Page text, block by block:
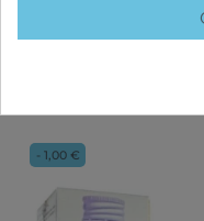
FILTRAR
- 1,00 €